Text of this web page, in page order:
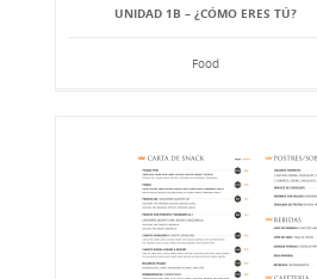
UNIDAD 1B – ¿CÓMO ERES TÚ?
Food